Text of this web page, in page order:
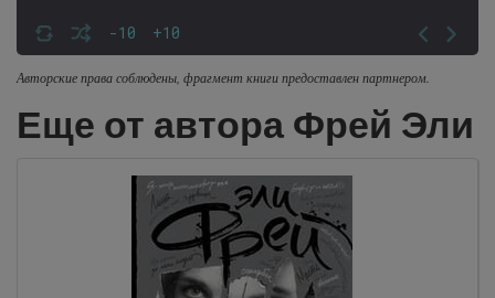
-10 +10
Авторские права соблюдены, фрагмент книги предоставлен партнером.
Еще от автора Фрей Эли